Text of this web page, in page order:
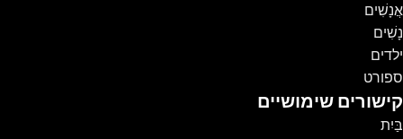
אֲנָשִׁים
נָשִׁים
ילדים
ספורט
קישורים שימושיים
בַּיִת